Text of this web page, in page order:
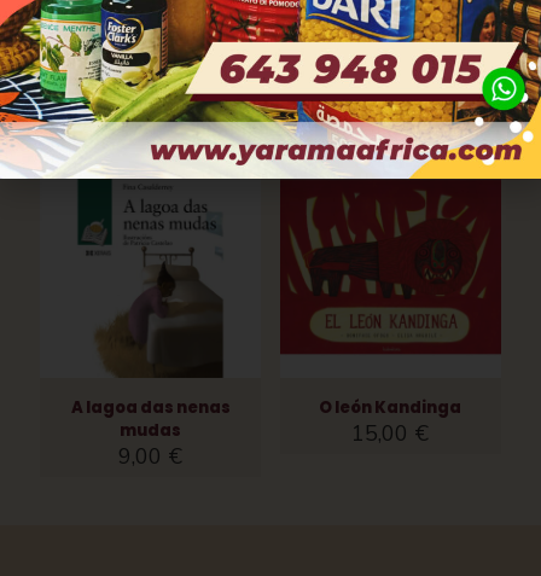
Kibo y el dragón morado
14,50€
Lía e as zapatillas de
deporte
10,00€
A lagoa das nenas
mudas
9,00 €
O león Kandinga
15,00 €